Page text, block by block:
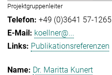
Projektgruppenleiter
+49 (0)3641 57-1265
koellner@...
Publikationsreferenzen
Dr. Maritta Kunert